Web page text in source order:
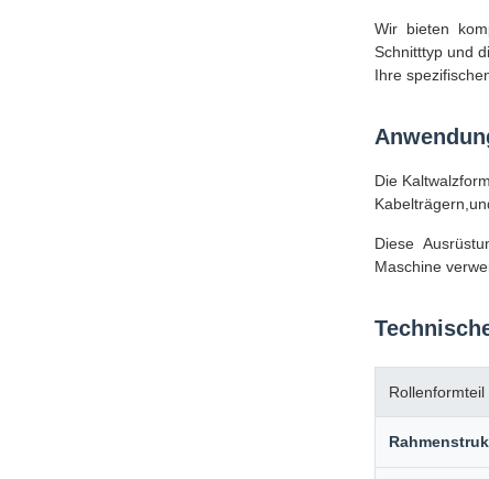
Wir bieten
Schnitttyp und
Ihre
Die
Diese
Maschine
Rollenformteil